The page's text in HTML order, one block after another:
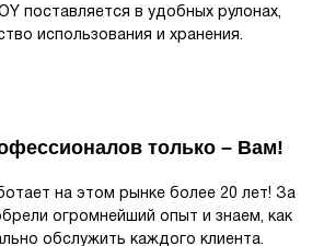
поставляется в удобных рулонах,
использования и хранения.
только – Вам!
на этом рынке более 20 лет! За
огромнейший опыт и знаем, как
обслужить каждого клиента.